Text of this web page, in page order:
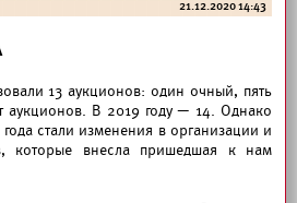
21.12.2020 14:43
13 аукционов: один очный, пять
аукционов. В 2019 году — 14. Однако
стали изменения в организации и
которые внесла пришедшая к нам